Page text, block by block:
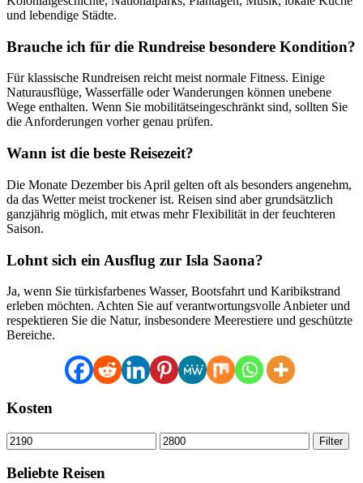
und lebendige Städte.
Brauche ich für die Rundreise besondere Kondition?
Für klassische Rundreisen reicht meist normale Fitness. Einige
Naturausflüge, Wasserfälle oder Wanderungen können unebene
Wege enthalten. Wenn Sie mobilitätseingeschränkt sind, sollten Sie
die Anforderungen vorher genau prüfen.
Wann ist die beste Reisezeit?
Die Monate Dezember bis April gelten oft als besonders angenehm,
da das Wetter meist trockener ist. Reisen sind aber grundsätzlich
ganzjährig möglich, mit etwas mehr Flexibilität in der feuchteren
Saison.
Lohnt sich ein Ausflug zur Isla Saona?
Ja, wenn Sie türkisfarbenes Wasser, Bootsfahrt und Karibikstrand
erleben möchten. Achten Sie auf verantwortungsvolle Anbieter und
respektieren Sie die Natur, insbesondere Meerestiere und geschützte
Bereiche.
Kosten
Min.
Preis
Max.
Preis
Filter
Beliebte Reisen